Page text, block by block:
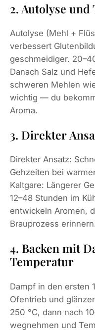
2. Autolyse und
Autolyse (Mehl +
verbessert
geschmeidiger.
Danach Salz und
schweren Mehlen
wichtig — du
Aroma.
3. Direkter
Direkter Ansatz:
Gehzeiten bei
Kaltgare: Längerer
12–48 Stunden im
entwickeln Aromen,
Brauprozess
4. Backen mit
Temperatur
Dampf in den ersten
Ofentrieb und
250 °C, dann nach
wegnehmen und